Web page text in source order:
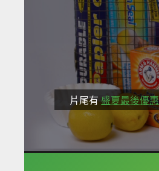
片尾有盛夏最後優